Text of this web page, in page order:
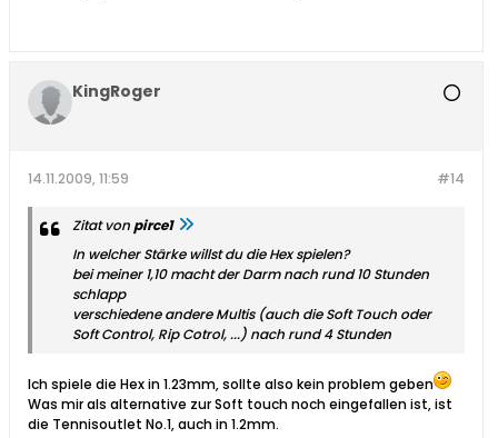
KingRoger
#14
14.11.2009, 11:59
Zitat vonpirce1
In welcher Stärke willst du die Hex spielen?
bei meiner 1,10 macht der Darm nach rund 10 Stunden
schlapp
verschiedene andere Multis (auch die Soft Touch oder
Soft Control, Rip Cotrol, ...) nach rund 4 Stunden
Ich spiele die Hex in 1.23mm, sollte also kein problem geben
Was mir als alternative zur Soft touch noch eingefallen ist, ist
die Tennisoutlet No.1, auch in 1.2mm.